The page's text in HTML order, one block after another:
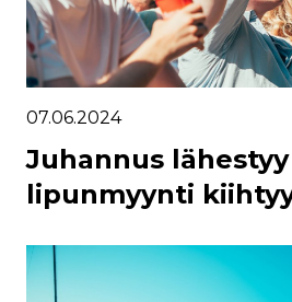
07.06.2024
Juhannus lähestyy
lipunmyynti